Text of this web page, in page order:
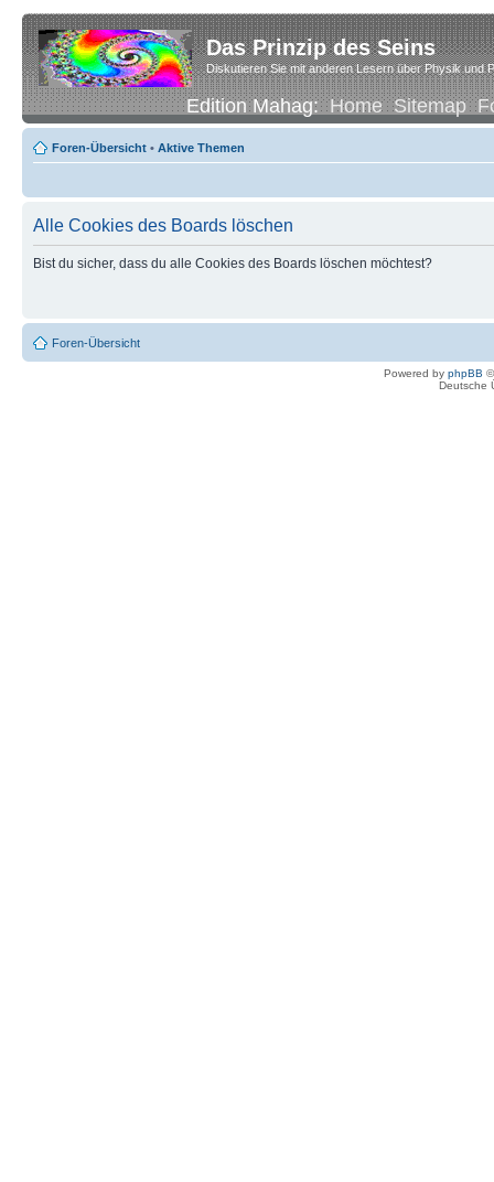
Das Prinzip des Seins
Diskutieren Sie mit anderen Lesern über Physik und
Edition Mahag:Home Sitemap
Foren-Übersicht • Aktive Themen
Alle Cookies des Boards löschen
Bist du sicher, dass du alle Cookies des Boards löschen möchtest?
Foren-Übersicht
Powered by phpBB
Deutsche